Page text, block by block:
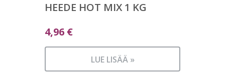
HEEDE HOT MIX 1 KG
4,96 €
LUE LISÄÄ »